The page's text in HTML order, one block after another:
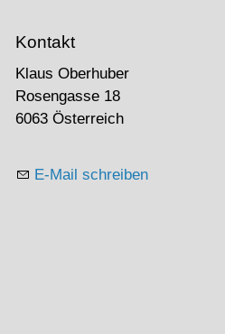
Kontakt
Klaus Oberhuber
Rosengasse 18
6063 Österreich
E-Mail schreiben